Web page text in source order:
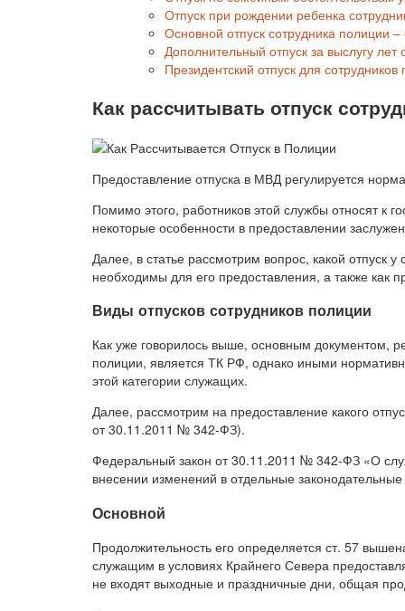
Отпуск при рождении ребенка
Основной отпуск сотрудника полиции –
Дополнительный отпуск за выслугу
Президентский отпуск для
Как рассчитывать отпуск
Предоставление отпуска в МВД регулируется
Помимо этого, работников этой службы относят к
некоторые особенности в предоставлении
Далее, в статье рассмотрим вопрос, какой отпуск
необходимы для его предоставления, а также как
Виды отпусков сотрудников полиции
Как уже говорилось выше, основным документом,
полиции, является ТК РФ, однако иными
этой категории служащих.
Далее, рассмотрим на предоставление какого
от 30.11.2011 № 342-ФЗ).
Федеральный закон от 30.11.2011 № 342-ФЗ «О
внесении изменений в отдельные
Основной
Продолжительность его определяется ст. 57
служащим в условиях Крайнего Севера
не входят выходные и праздничные дни, общая